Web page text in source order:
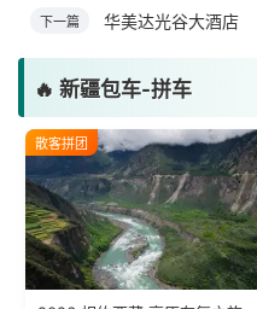
2026·相约西藏·高原有氧之旅
纯玩9/11日游
【海拔递进式体验】-先游林芝
(2900米)再访拉萨(3650米)，亲
测 99%游客零高反 。 【贴心保
障】-全程配备便携式制氧机，高
反根本不是事儿 ！ 【无人机航
拍】-雪山/圣湖/...
¥5580
散客拼团